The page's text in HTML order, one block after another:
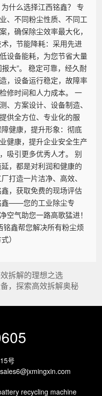
什么选择江西铭鑫？ 专
、不同粉尘性质、不同工
，确保除尘效率最大化，
，节能降耗：采用先进
设备能耗，为您节省大量
大”。 稳定可靠，经久耐
，设备运行稳定，故障率
修时间和人力成本。 一
、方案设计、设备制造、
供全方位、专业化的服
健康，提升形象：彻底
健康，提升企业安全生产
吸引更多优秀人才。 别
，都是对利润和健康的
打造一片洁净、高效、
，获取免费的现场评估
鑫——您的工业除尘专
空气助您一路高歌猛进！
铭鑫帮您解决所有粉尘烦
）
拆解的理想之选
，探索高效拆解奥秘
号
sales6@jxmingxin.com
recycling machine